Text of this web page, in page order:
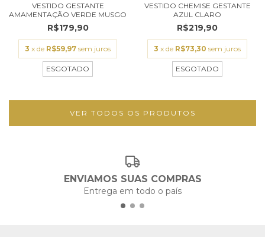
VESTIDO GESTANTE
AMAMENTAÇÃO VERDE MUSGO
R$179,90
3 x de R$59,97 sem juros
ESGOTADO
VESTIDO CHEMISE GESTANTE
AZUL CLARO
R$219,90
3 x de R$73,30 sem juros
ESGOTADO
VER TODOS OS PRODUTOS
ENVIAMOS SUAS COMPRAS
Entrega em todo o país